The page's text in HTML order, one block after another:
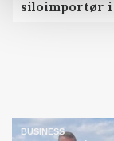
siloimportør i
BUSINESS